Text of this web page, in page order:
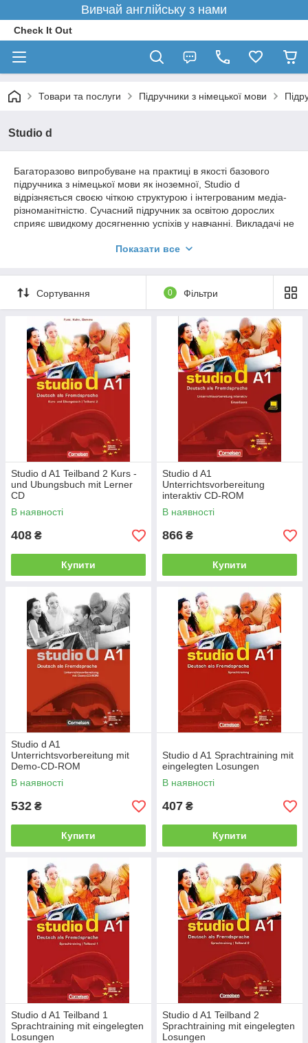
Вивчай англійську з нами
Check It Out
Товари та послуги Підручники з німецької мови
Studio d
Багаторазово випробуване на практиці в якості базового
підручника з німецької мови як іноземної, Studio d
відрізняється своєю чіткою структурою і інтегрованим медіа-
різноманітністю. Сучасний підручник за освітою дорослих
сприяє швидкому досягненню успіхів у навчанні. Викладачі не
детальним інструкціям і перевіреним навчальними
томах. В основі знаходиться підручник і зошит з вправ в
комплекті з учбовим компакт-диском.
Кожен рівень курсу розрахований на 120-150 годин зайняти.
Комплексна пропозиція для навчання і викладання з
використанням засобів подачі інформації:
Відео для кожної групи
Навчальний CD-ROM з інтерактивними вправами
CD-ROM для вчителів для інтерактивної підготовки
уроків
Цифровий планувальник для гнучкої організації
курсом
Ресурси для інерактівной дошки інтерактивними з
картинками на дошці
Показати все
Сортування 0 Фільтри
Studio d A1 Teilband 2 Kurs -
und Ubungsbuch mit Lerner
CD
В наявності
408 ₴
Купити
Studio d A1
Unterrichtsvorbereitung
interaktiv CD-ROM
В наявності
866 ₴
Купити
Studio d A1
Unterrichtsvorbereitung mit
Demo-CD-ROM
В наявності
532 ₴
Купити
Studio d A1 Sprachtraining mit
eingelegten Losungen
В наявності
407 ₴
Купити
Studio d A1 Teilband 1
Sprachtraining mit eingelegten
Losungen
Studio d A1 Teilband 2
Sprachtraining mit eingelegten
Losungen